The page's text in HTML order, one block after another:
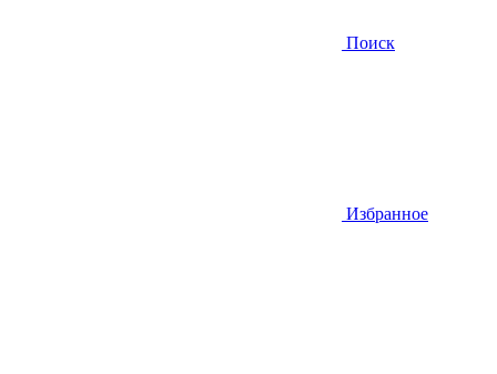
Поиск
Избранное